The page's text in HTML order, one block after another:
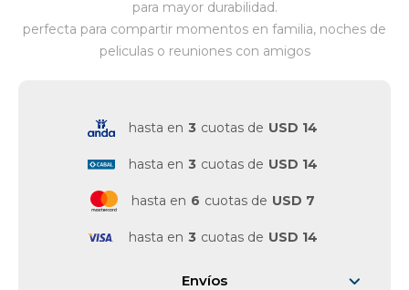
para mayor durabilidad.
perfecta para compartir momentos en familia, noches de
peliculas o reuniones con amigos
hasta en 3 cuotas de USD 14
hasta en 3 cuotas de USD 14
hasta en 6 cuotas de USD 7
hasta en 3 cuotas de USD 14
Envíos
Vestimenta y calzado